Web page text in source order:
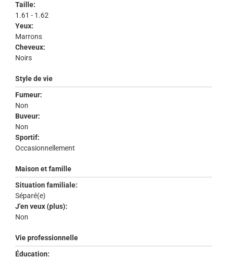
Taille:
1.61 - 1.62
Yeux:
Marrons
Cheveux:
Noirs
Style de vie
Fumeur:
Non
Buveur:
Non
Sportif:
Occasionnellement
Maison et famille
Situation familiale:
Séparé(e)
J'en veux (plus):
Non
Vie professionnelle
Éducation: